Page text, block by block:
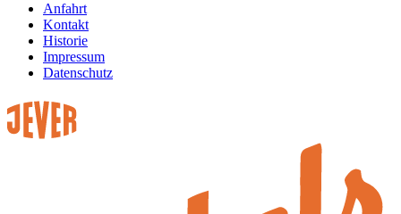
Anfahrt
Kontakt
Historie
Impressum
Datenschutz